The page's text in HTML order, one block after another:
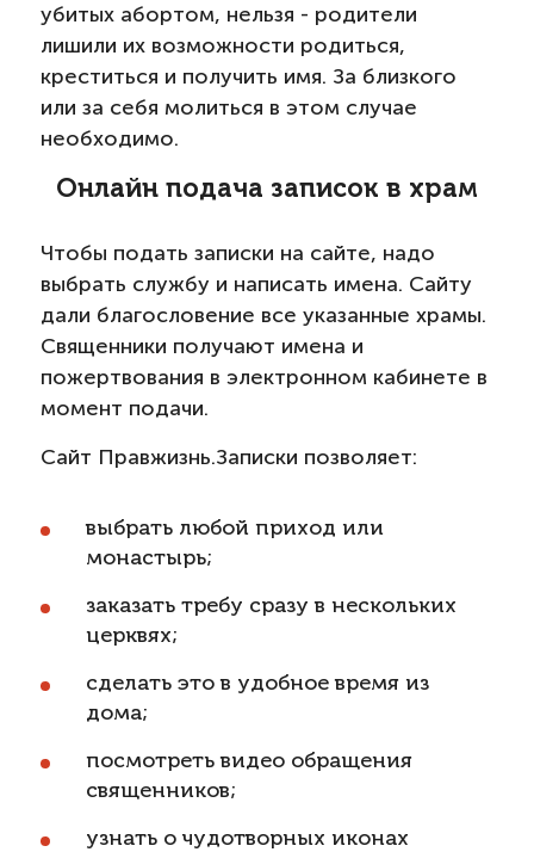
убитых абортом, нельзя - родители
лишили их возможности родиться,
креститься и получить имя. За близкого
или за себя молиться в этом случае
необходимо.
Онлайн подача записок в храм
Чтобы подать записки на сайте, надо
выбрать службу и написать имена. Сайту
дали благословение все указанные храмы.
Священники получают имена и
пожертвования в электронном кабинете в
момент подачи.
Сайт Правжизнь.Записки позволяет:
выбрать любой приход или
монастырь;
заказать требу сразу в нескольких
церквях;
сделать это в удобное время из
дома;
посмотреть видео обращения
священников;
узнать о чудотворных иконах